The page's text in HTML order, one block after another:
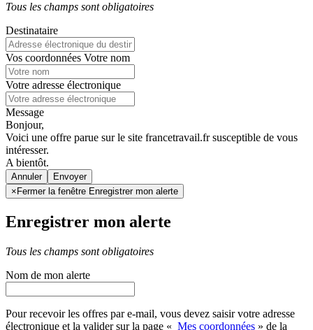
Tous les champs sont obligatoires
Destinataire
Vos coordonnées Votre nom
Votre adresse électronique
Message
Bonjour,
Voici une offre parue sur le site francetravail.fr susceptible de vous
intéresser.
A bientôt.
Annuler
× Fermer la fenêtre Enregistrer mon alerte
Enregistrer mon alerte
Tous les champs sont obligatoires
Nom de mon alerte
Pour recevoir les offres par e-mail, vous devez saisir votre adresse
électronique et la valider sur la page « Mes coordonnées » de la